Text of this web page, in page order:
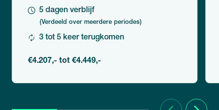
5 dagen verblijf
(Verdeeld over meerdere periodes)
3 tot 5 keer terugkomen
€4.207,- tot €4.449,-